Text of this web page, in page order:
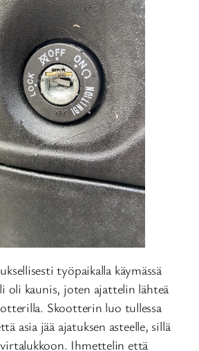
työpaikalla käymässä
oli kaunis, joten ajattelin lähteä
Skootterin luo tullessa
asia jää ajatuksen asteelle, sillä
Ihmettelin että